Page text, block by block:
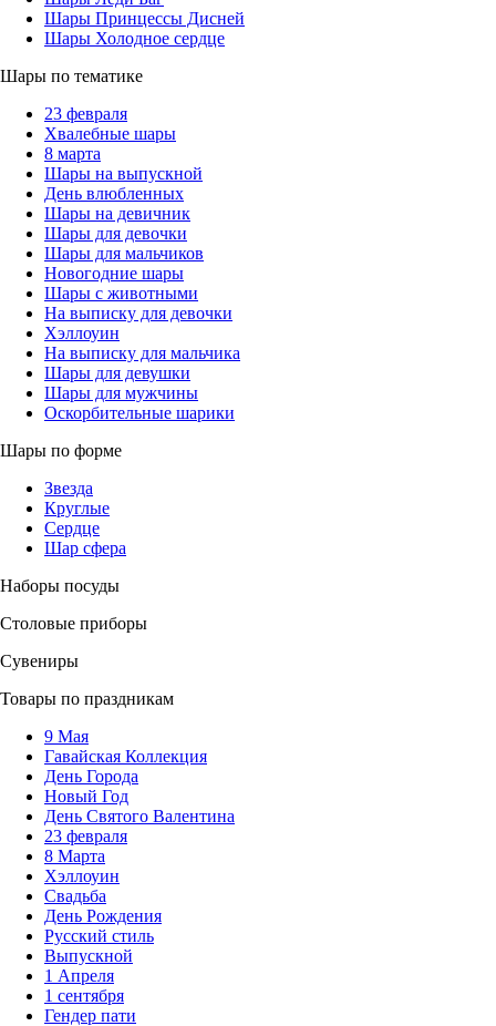
Шары Принцессы Дисней
Шары Холодное сердце
Шары по тематике
23 февраля
Хвалебные шары
8 марта
Шары на выпускной
День влюбленных
Шары на девичник
Шары для девочки
Шары для мальчиков
Новогодние шары
Шары с животными
На выписку для девочки
Хэллоуин
На выписку для мальчика
Шары для девушки
Шары для мужчины
Оскорбительные шарики
Шары по форме
Звезда
Круглые
Сердце
Шар сфера
Наборы посуды
Столовые приборы
Сувениры
Товары по праздникам
9 Мая
Гавайская Коллекция
День Города
Новый Год
День Святого Валентина
23 февраля
8 Марта
Хэллоуин
Свадьба
День Рождения
Русский стиль
Выпускной
1 Апреля
1 сентября
Гендер пати